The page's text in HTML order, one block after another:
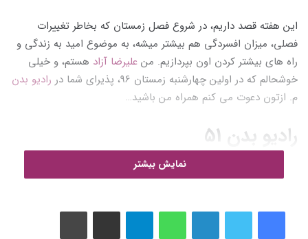
این هفته قصد داریم، در شروع فصل زمستان که بخاطر تغییرات
فصلی، میزان افسردگی هم بیشتر میشه، به موضوع امید به زندگی و
راه های بیشتر کردن اون بپردازیم. من علیرضا آزاد هستم، و خیلی
خوشحالم که در اولین چهارشنبه زمستان 96، پذیرای شما در
رادیو بدن
م. ازتون دعوت می کنم همراه من باشید…
رادیو بدن 51
نمایش بیشتر
لینکدین واتس آپ تلگرام اشتراک گذاری از طریق ایمیل چاپ